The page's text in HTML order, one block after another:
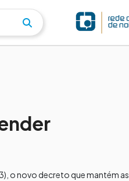
o novo decreto que mantém as